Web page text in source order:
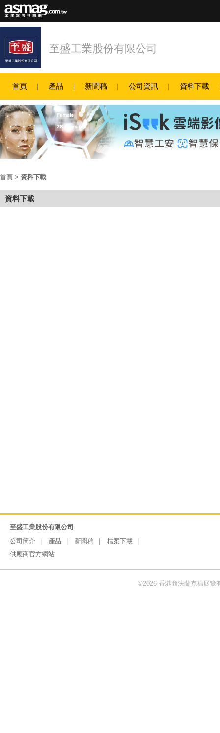
至盛工業股份有限公司
首頁 產品 新聞稿 公司資訊 資料下載
首頁 > 資料下載
資料下載
至盛工業股份有限公司
公司簡介
產品 新聞稿
檔案下載
供應商官方網站
©2026 香港商法蘭克福展覽